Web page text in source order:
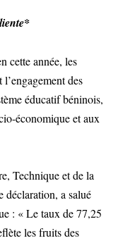
cette année, les
des
éducatif béninois,
économique et aux
Technique et de la
déclaration, a salué
: « Le taux de 77,25
les fruits des